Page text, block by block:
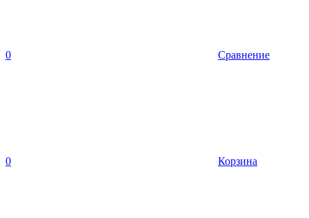
0 Сравнение
0 Корзина